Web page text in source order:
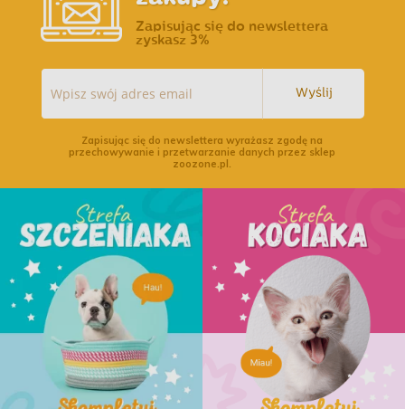
Zapisując się do newslettera
zyskasz 3%
Wyślij
Zapisując się do newslettera wyrażasz zgodę na
przechowywanie i przetwarzanie danych przez sklep
zoozone.pl.